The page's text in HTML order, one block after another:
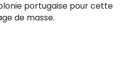
portugaise pour cette
de masse.